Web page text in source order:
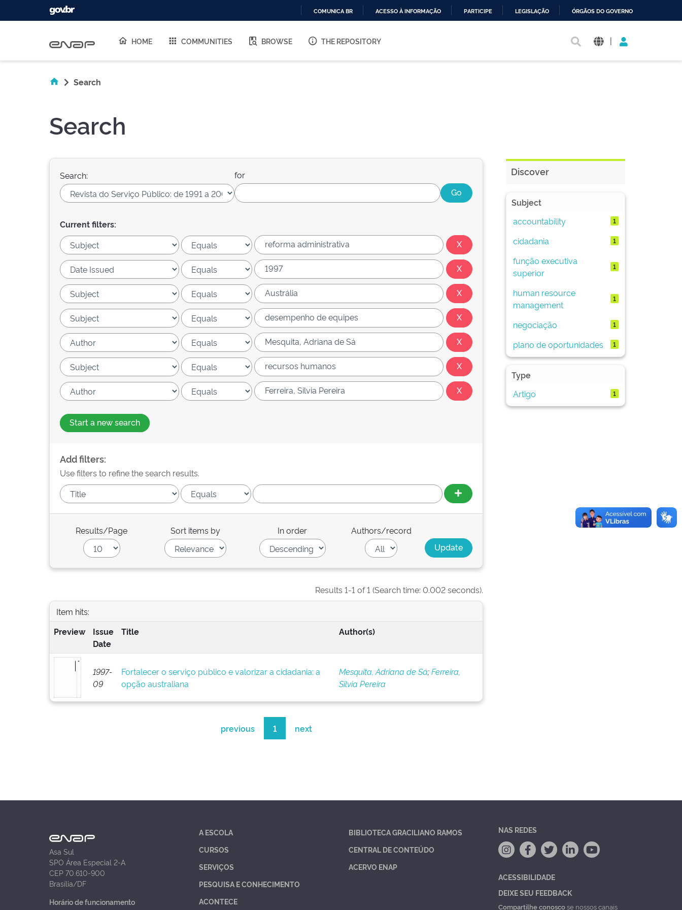
O
COMUNICA BR ACESSO À INFORMAÇÃO PARTICIPE LEGISLAÇÃO ÓRGÃOS DO GOVERNO
HOME COMMUNITIES BROWSE THE REPOSITORY |
Search
Search
Search: for
Current filters:
Start a new search
Add filters:
Use filters to refine the search results.
Results/Page Sort items by In order Authors/record
Results 1-1 of 1 (Search time: 0.002 seconds).
Item hits:
Preview
Issue
Date
Title Author(s)
1997-
09
Fortalecer o serviço público e valorizar a cidadania: a
opção australiana
Mesquita, Adriana de Sá;Ferreira,
Silvia Pereira
previous 1 next
Discover
Subject
accountability
1
cidadania 1
função executiva
superior
1
human resource
management
1
negociação 1
plano de oportunidades 1
Type
Artigo
1
Asa Sul
SPO Área Especial 2-A
CEP 70.610-900
Brasília/DF
Horário de funcionamento
A ESCOLA
CURSOS
SERVIÇOS
PESQUISA E CONHECIMENTO
ACONTECE
BIBLIOTECA GRACILIANO RAMOS
CENTRAL DE CONTEÚDO
ACERVO ENAP
NAS REDES
ACESSIBILIDADE
DEIXE SEU FEEDBACK
Compartilhe conoscose nossos canais